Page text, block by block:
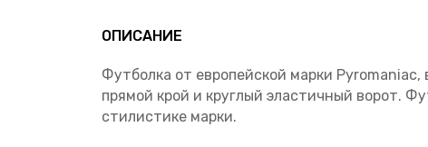
ОПИСАНИЕ
Футболка от европейской марки
прямой крой и круглый эластичный ворот.
стилистике марки.